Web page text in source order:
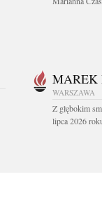
MAREK
WARSZAWA
Z głębokim
lipca 2026